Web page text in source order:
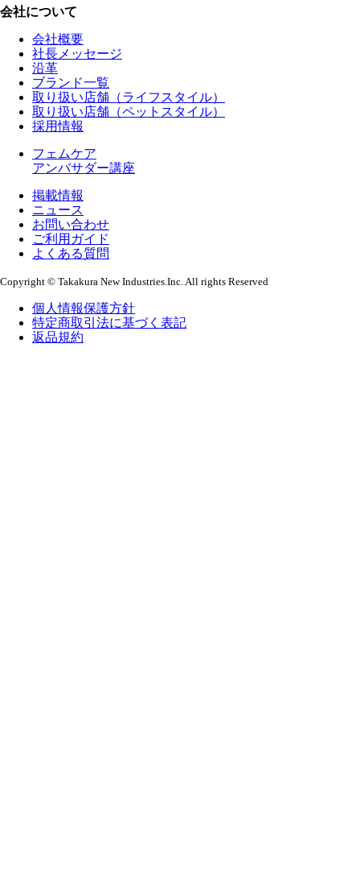
会社について
会社概要
社長メッセージ
沿革
ブランド一覧
取り扱い店舗（ライフスタイル）
取り扱い店舗（ペットスタイル）
採用情報
フェムケア
アンバサダー講座
掲載情報
ニュース
お問い合わせ
ご利用ガイド
よくある質問
Copyright © Takakura New Industries.Inc. All rights Reserved
個人情報保護方針
特定商取引法に基づく表記
返品規約